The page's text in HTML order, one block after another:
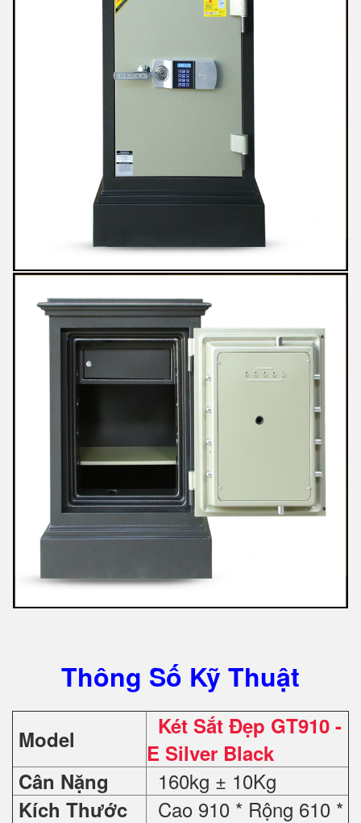
Thông Số Kỹ Thuật
Model
Két Sắt Đẹp GT910 -
E Silver Black
Cân Nặng
160kg ± 10Kg
Kích Thước
Cao 910 * Rộng 610 *